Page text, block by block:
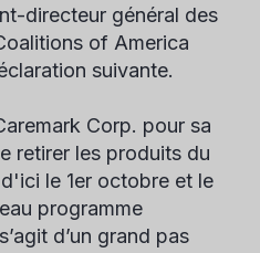
directeur général des
of America
suivante.
Corp. pour sa
retirer les produits du
le 1er octobre et le
programme
d’un grand pas